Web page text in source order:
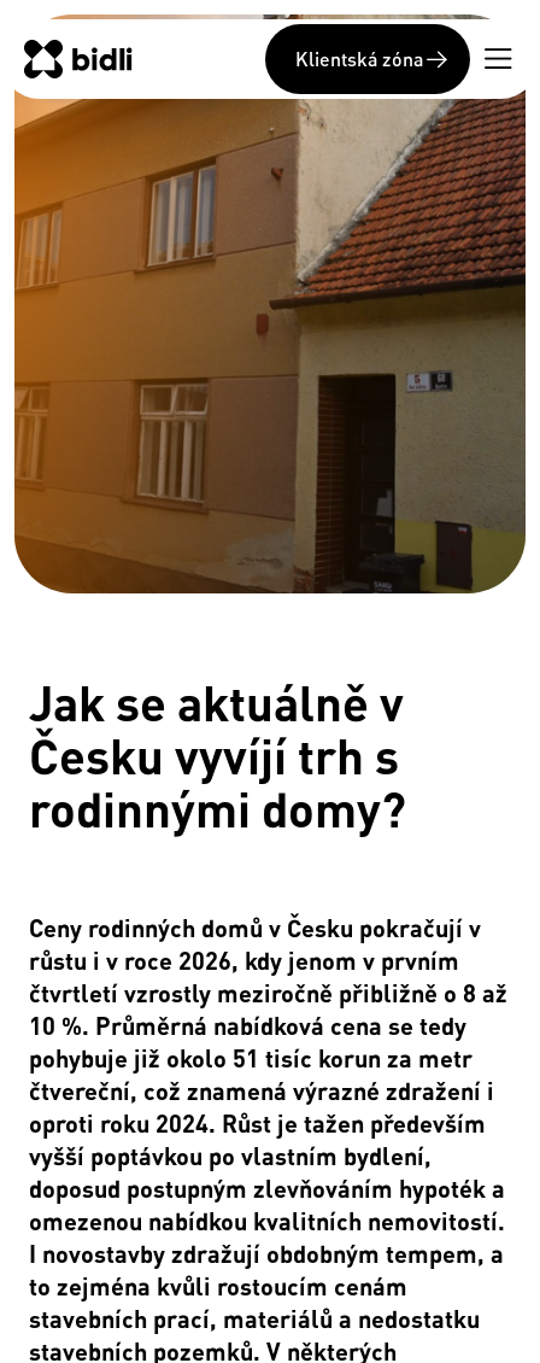
Klientská zóna
Jak se aktuálně v
Česku vyvíjí trh s
rodinnými domy?
Ceny rodinných domů v Česku pokračují v
růstu i v roce 2026, kdy jenom v prvním
čtvrtletí vzrostly meziročně přibližně o 8 až
10 %. Průměrná nabídková cena se tedy
pohybuje již okolo 51 tisíc korun za metr
čtvereční, což znamená výrazné zdražení i
oproti roku 2024. Růst je tažen především
vyšší poptávkou po vlastním bydlení,
doposud postupným zlevňováním hypoték a
omezenou nabídkou kvalitních nemovitostí.
I novostavby zdražují obdobným tempem, a
to zejména kvůli rostoucím cenám
stavebních prací, materiálů a nedostatku
stavebních pozemků. V některých